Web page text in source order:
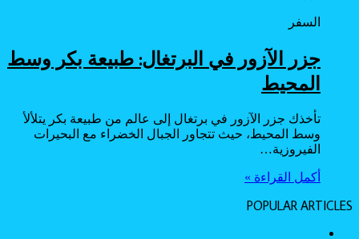
السفر
جزر الآزور في البرتغال: طبيعة بكر وسط
المحيط
تأخذك جزر الآزور في برتغال إلى عالم من طبيعة بكر يتلألأ
وسط المحيط، حيث تتجاور الجبال الخضراء مع البحيرات
الفيروزية…
أكمل القراءة »
POPULAR ARTICLES